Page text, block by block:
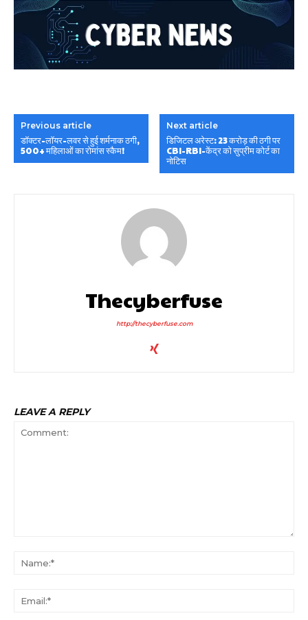
Previous article
डॉक्टर-लॉयर-लवर से हुई शर्मनाक ठगी,
500+ महिलाओं का रोमांस स्कैम!
Next article
डिजिटल अरेस्ट: 23 करोड़ की ठगी पर
CBI-RBI-केंद्र को सुप्रीम कोर्ट का
नोटिस
Thecyberfuse
http://thecyberfuse.com
LEAVE A REPLY